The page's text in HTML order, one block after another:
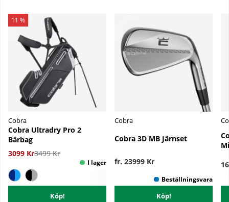
11 %
Cobra
Cobra Ultradry Pro 2
Bärbag
3099 Kr3499 Kr
Köp!
Cobra
Cobra 3D MB Järnset
fr. 23999 Kr
Köp!